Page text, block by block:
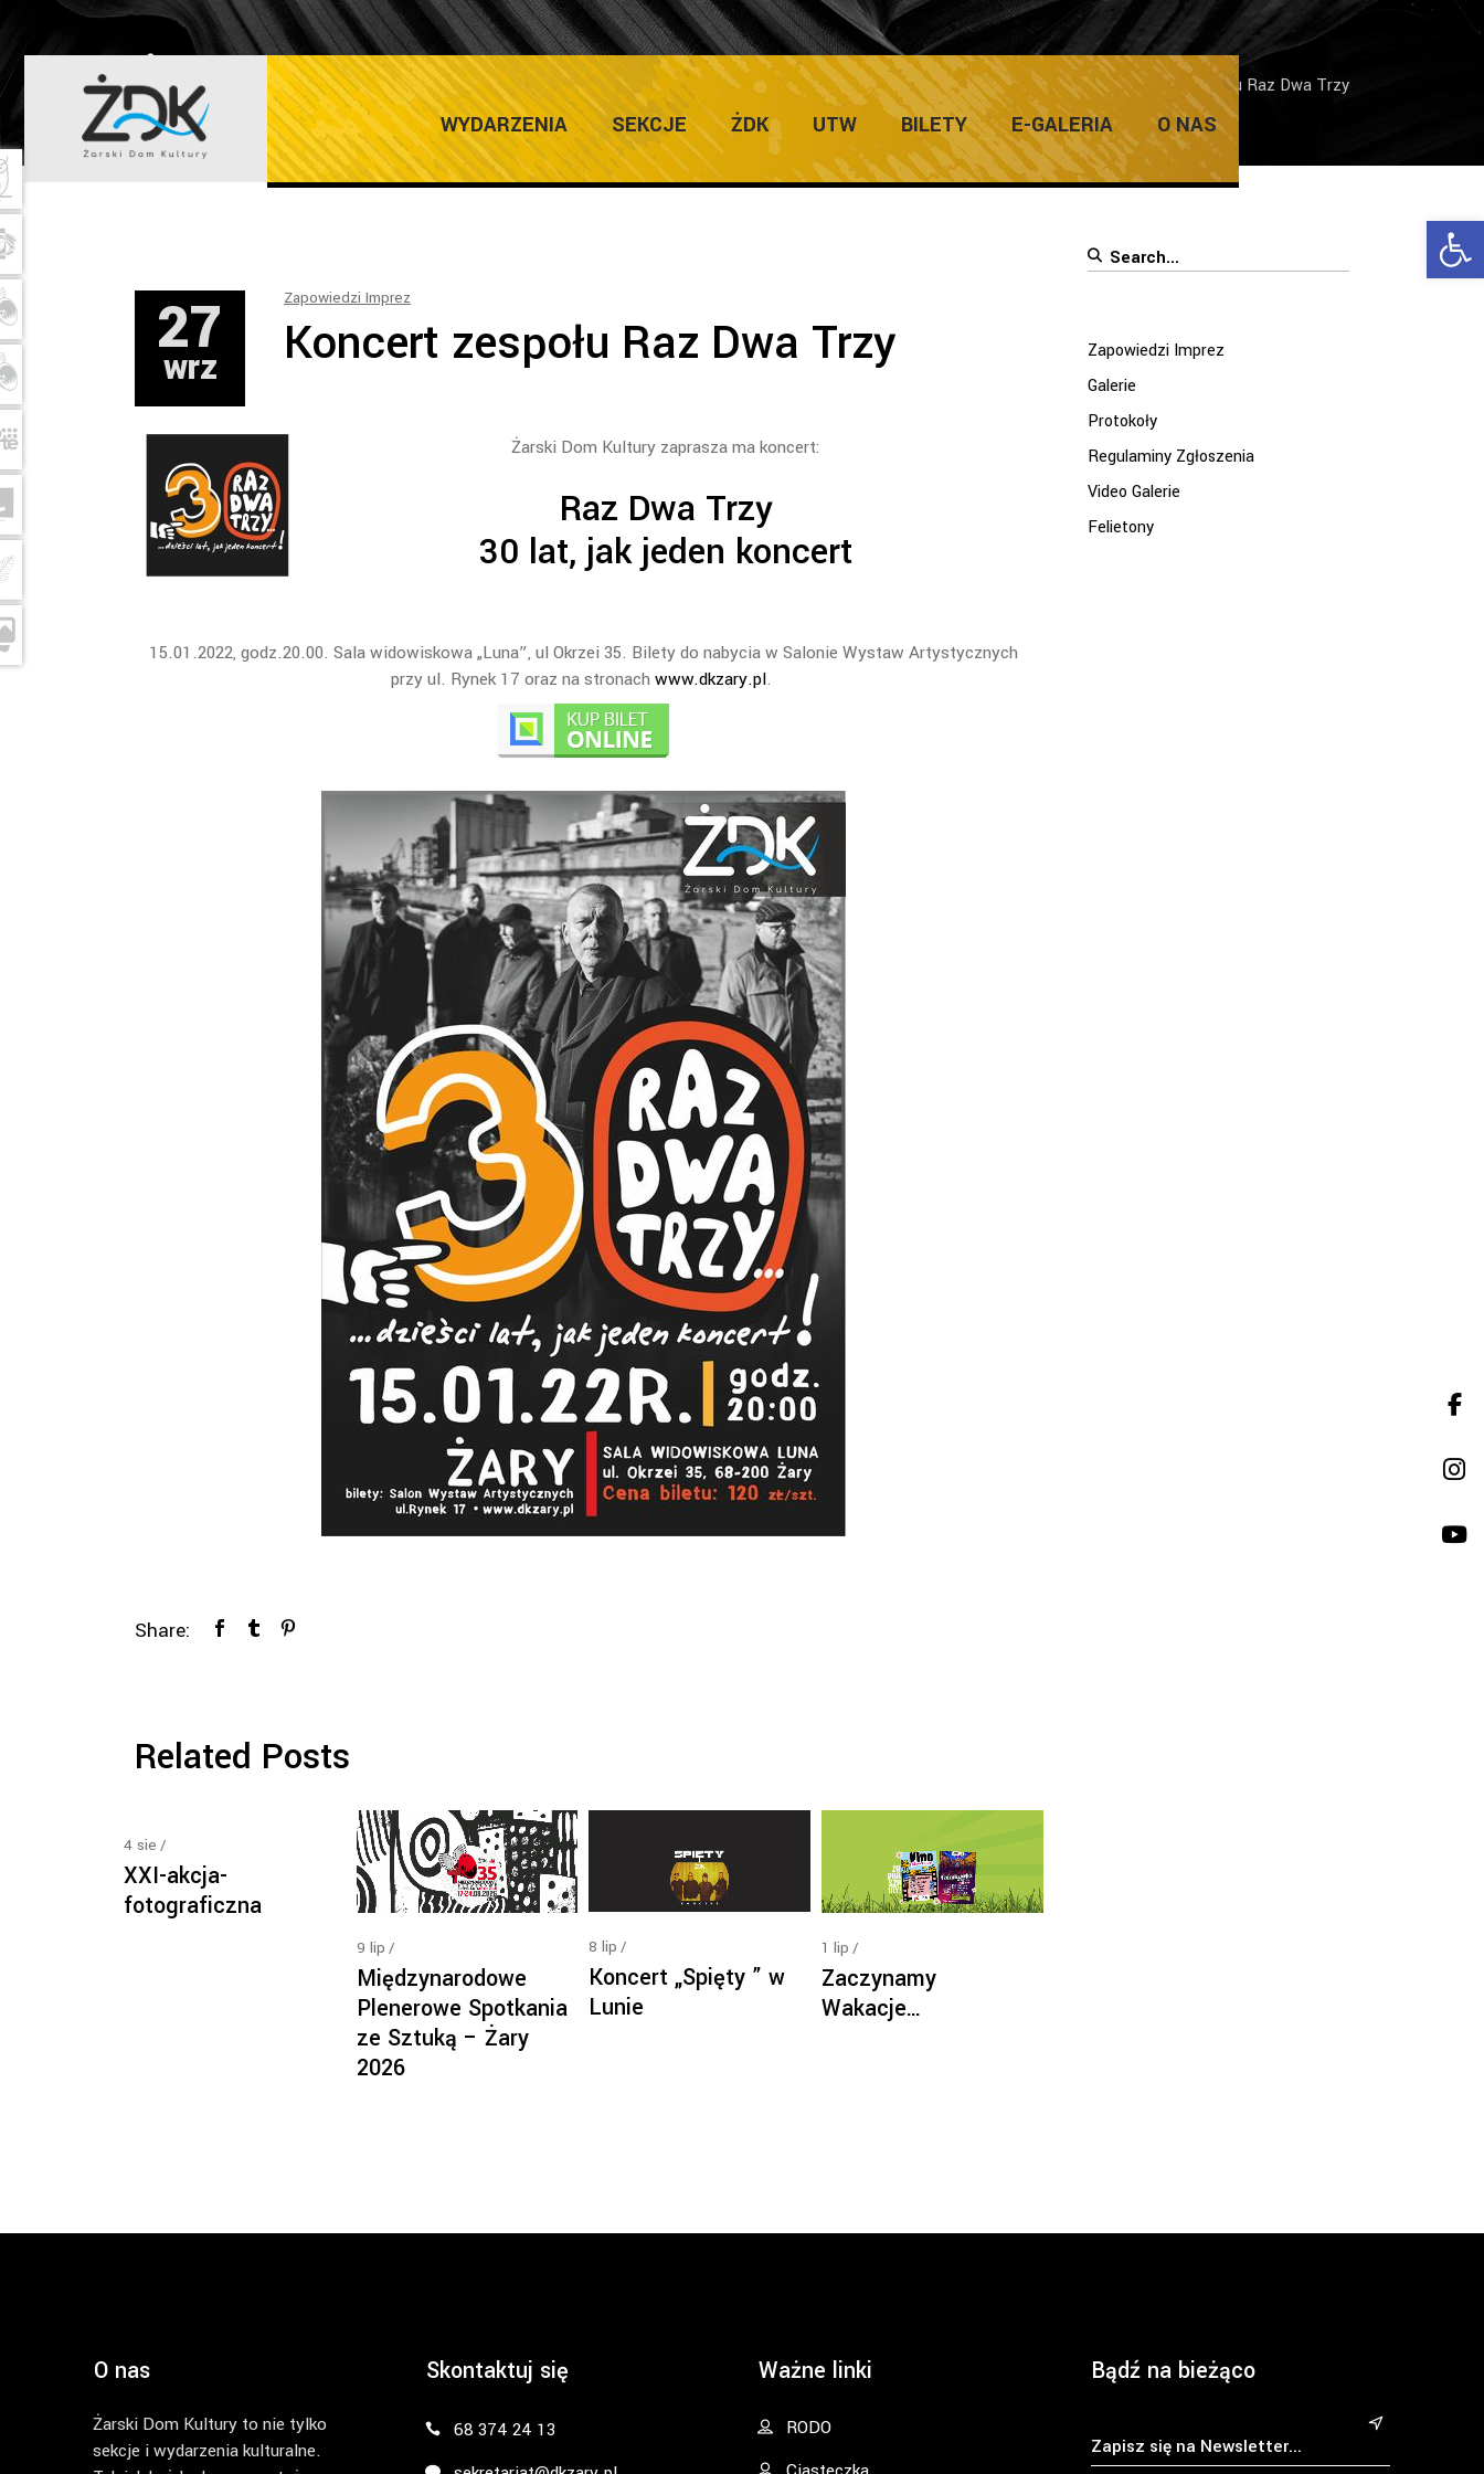
WYDARZENIA SEKCJE ŻDK UTW BILETY E-GALERIA O NAS
ŻARSKI DOM KULTURY Home/Zapowiedzi Imprez/Koncert zespołu Raz Dwa Trzy
27
wrz
Zapowiedzi Imprez
Koncert zespołu Raz Dwa Trzy
Żarski Dom Kultury zaprasza ma koncert:
Raz Dwa Trzy
30 lat, jak jeden koncert
15.01.2022, godz.20.00. Sala widowiskowa „Luna”, ul Okrzei 35. Bilety do nabycia w Salonie Wystaw Artystycznych
przy ul. Rynek 17 oraz na stronach www.dkzary.pl.
Share:
Related Posts
4 sie
XXI-akcja-
fotograficzna
9 lip
Międzynarodowe
Plenerowe Spotkania
ze Sztuką – Żary
2026
8 lip
Koncert „Spięty ” w
Lunie
1 lip
Zaczynamy
Wakacje…
Search
Zapowiedzi Imprez
Galerie
Protokoły
Regulaminy Zgłoszenia
Video Galerie
Felietony
O nas
Żarski Dom Kultury to nie tylko
sekcje i wydarzenia kulturalne.
Skontaktuj się
68 374 24 13
Ważne linki
RODO
Bądź na bieżąco
&